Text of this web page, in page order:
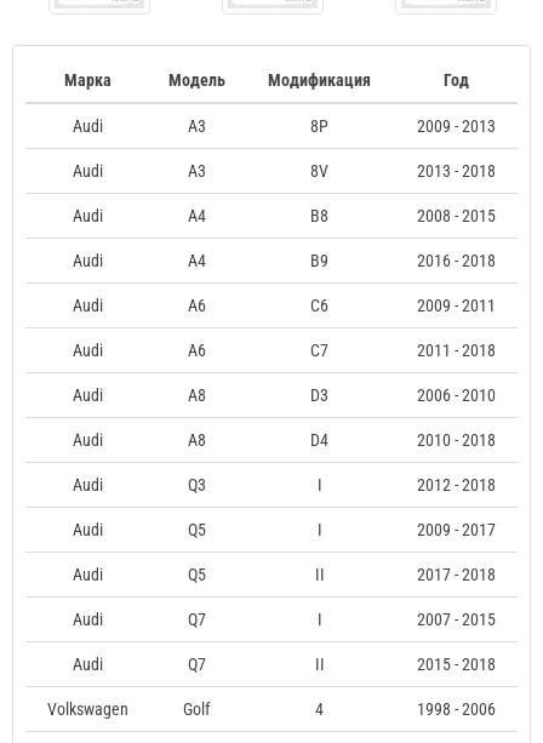
Марка Модель Модификация Год
Audi A3 8P 2009 - 2013
Audi A3 8V 2013 - 2018
Audi A4 B8 2008 - 2015
Audi A4 B9 2016 - 2018
Audi A6 C6 2009 - 2011
Audi A6 C7 2011 - 2018
Audi A8 D3 2006 - 2010
Audi A8 D4 2010 - 2018
Audi Q3 I 2012 - 2018
Audi Q5 I 2009 - 2017
Audi Q5 II 2017 - 2018
Audi Q7 I 2007 - 2015
Audi Q7 II 2015 - 2018
Volkswagen Golf 4 1998 - 2006